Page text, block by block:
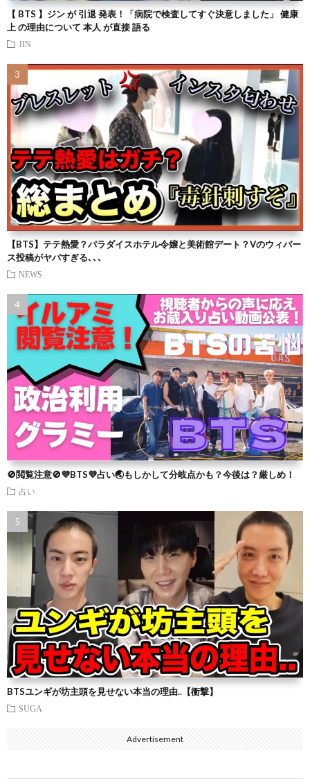
【 BTS 】ジン が 引退 発表！「病院で検査してすぐ決意しました」 健康
上 の理由について 本人 が直接 語る
JIN
【BTS】テテ熱愛？パラダイスホテル令嬢と美術館デート？Vのウィバー
ス投稿がヤバすぎる､､､
NEWS
🚫閲覧注意🚫💜BTS💜占い🌏もしかして分岐点かも？今後は？厳しめ！
占い
BTSユンギが坊主頭を見せない本当の理由..【衝撃】
SUGA
Advertisement